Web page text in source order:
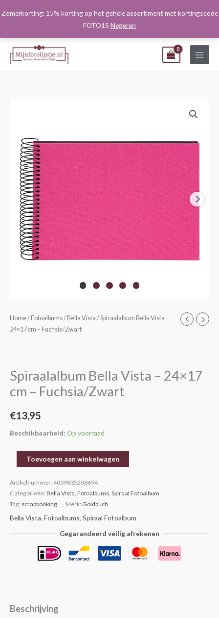
Zomerkorting: 15% korting op het gehele assortiment met kortingscode
FOTO15 Negeren
naar
Home/ Fotoalbums/ Bella Vista / Spiraalalbum Bella Vista –
24×17 cm – Fuchsia/Zwart
Spiraalalbum Bella Vista – 24×17
cm – Fuchsia/Zwart
€13,95
Beschikbaarheid: Op voorraad
Spiraalalbum
Bella
cm
-
aantal
Toevoegen aan winkelwagen
Artikelnummer: 4009835208694
Categorieën: Bella Vista Fotoalbums Spiraal Fotoalbum
Tag: scrapbooking Merk: Goldbuch
Bella Vista, Fotoalbums, Spiraal Fotoalbum
Gegarandeerd veilig afrekenen
Beschrijving